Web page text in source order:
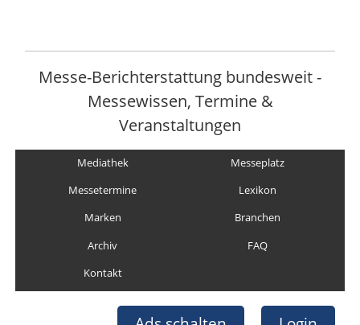
Messe-Berichterstattung bundesweit -
Messewissen, Termine &
Veranstaltungen
Mediathek
Messeplatz
Messetermine
Lexikon
Marken
Branchen
Archiv
FAQ
Kontakt